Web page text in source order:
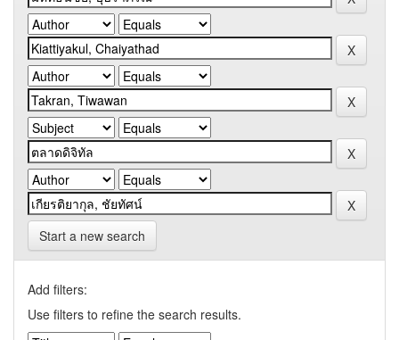
Start a new search
Add filters:
Use filters to refine the search results.